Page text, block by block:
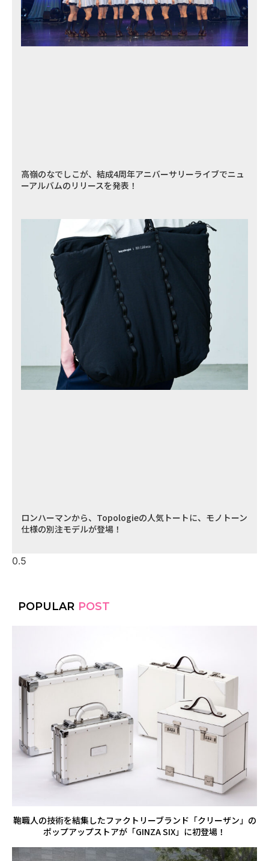
高嶺のなでしこが、結成4周年アニバーサリーライブでニュ
ーアルバムのリリースを発表！
ロンハーマンから、Topologieの人気トートに、モノトーン
仕様の別注モデルが登場！
POPULAR POST
鞄職人の技術を結集したファクトリーブランド「クリーザン」の
ポップアップストアが「GINZA SIX」に初登場！